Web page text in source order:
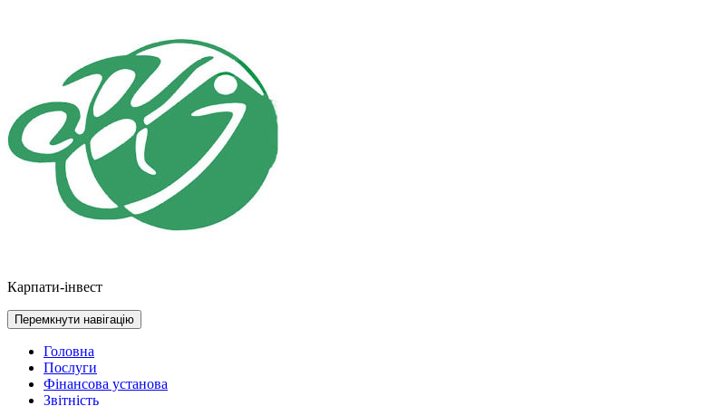
Карпати-інвест
Перемкнути навігацію
Головна
Послуги
Фінансова установа
Звітність